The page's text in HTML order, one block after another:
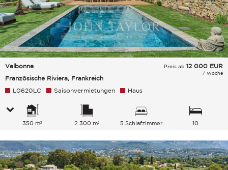
Valbonne
Französische Riviera, Frankreich
Preis ab 12 000 EUR
/ Woche
L0620LC Saisonvermietungen Haus
350 m² 2 300 m² 5 Schlafzimmer
10